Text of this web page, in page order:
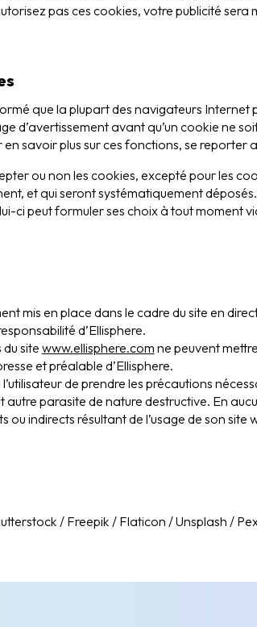
pas ces cookies, votre publicité sera
que la plupart des navigateurs Internet
d’avertissement avant qu’un cookie ne
en savoir plus sur ces fonctions, se reporter
ou non les cookies, excepté pour les
et qui seront systématiquement
ci peut formuler ses choix à tout moment
mis en place dans le cadre du site en
d’Ellisphere.
site www.ellisphere.com ne peuvent
et préalable d’Ellisphere.
de prendre les précautions
autre parasite de nature destructive. En
indirects résultant de l’usage de son site
/ Freepik / Flaticon / Unsplash /